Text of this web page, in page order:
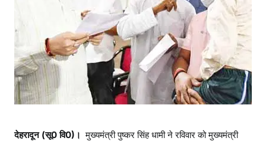
सिं
धा
मी
ने
लो
गों
की
भि
देहरादून (सू0 वि0)। मुख्यमंत्री पुष्कर सिंह धामी ने रविवार को मुख्यमंत्री